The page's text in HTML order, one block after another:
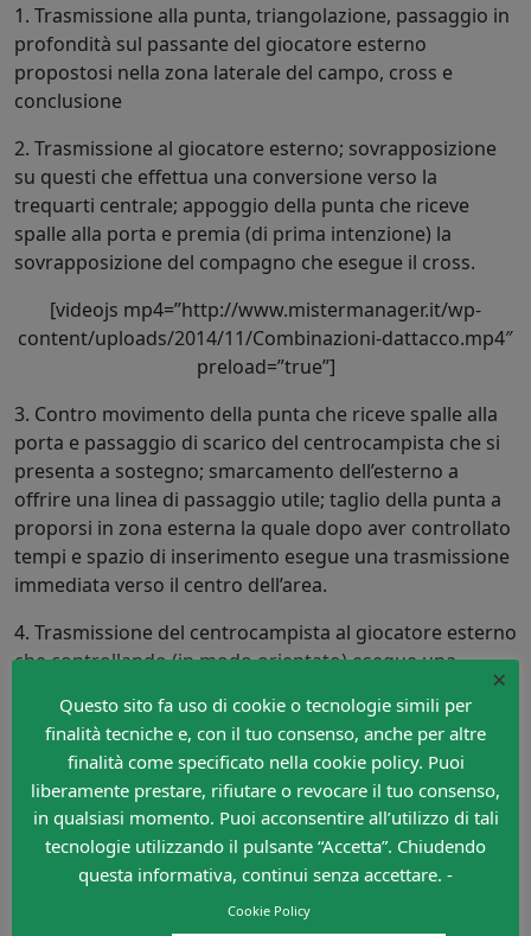
1. Trasmissione alla punta, triangolazione, passaggio in
profondità sul passante del giocatore esterno
propostosi nella zona laterale del campo, cross e
conclusione
2. Trasmissione al giocatore esterno; sovrapposizione
su questi che effettua una conversione verso la
trequarti centrale; appoggio della punta che riceve
spalle alla porta e premia (di prima intenzione) la
sovrapposizione del compagno che esegue il cross.
[videojs mp4=”http://www.mistermanager.it/wp-
content/uploads/2014/11/Combinazioni-dattacco.mp4″
preload=”true”]
3. Contro movimento della punta che riceve spalle alla
porta e passaggio di scarico del centrocampista che si
presenta a sostegno; smarcamento dell’esterno a
offrire una linea di passaggio utile; taglio della punta a
proporsi in zona esterna la quale dopo aver controllato
tempi e spazio di inserimento esegue una trasmissione
immediata verso il centro dell’area.
4. Trasmissione del centrocampista al giocatore esterno
che controllando (in modo orientato) esegue una
scarica sul sostegno dello stesso centrocampista che di
prima intenzione trova il compagno sulla fascia laterale.
Cross e conclusione.
Materiale occorrente: delimitatori, sagome, palloni.
A cura diClaudio Damiani
×
Questo sito fa uso di cookie o tecnologie simili per
finalità tecniche e, con il tuo consenso, anche per altre
finalità come specificato nella cookie policy. Puoi
liberamente prestare, rifiutare o revocare il tuo consenso,
in qualsiasi momento. Puoi acconsentire all’utilizzo di tali
tecnologie utilizzando il pulsante “Accetta”. Chiudendo
questa informativa, continui senza accettare. -
Cookie Policy